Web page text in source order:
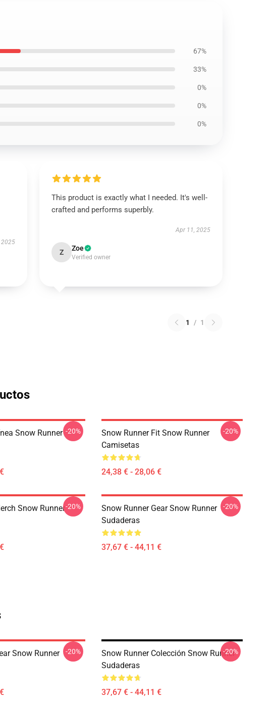
67%
33%
0%
0%
0%
2025
This product is exactly what I needed. It's well-
crafted and performs superbly.
Apr 11, 2025
Z Zoe
Verified owner
1 / 1
Snow Runner -20%
Snow Runner Fit Snow Runner
Camisetas
24,38 € - 28,06 €
-20%
Snow Runner-20%
Snow Runner Gear Snow Runner
Sudaderas
37,67 € - 44,11 €
-20%
Snow Runner
-20%
Snow Runner Colección Snow Runner
Sudaderas
37,67 € - 44,11 €
-20%